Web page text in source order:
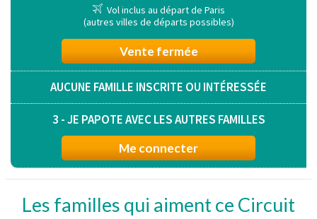
Vol inclus au départ de Paris
(autres villes de départs possibles)
Vente fermée
AUCUNE FAMILLE INSCRITE OU INTÉRESSÉE
3 - JE PAPOTE AVEC LES AUTRES FAMILLES
Me connecter
Les familles qui aiment ce Circuit